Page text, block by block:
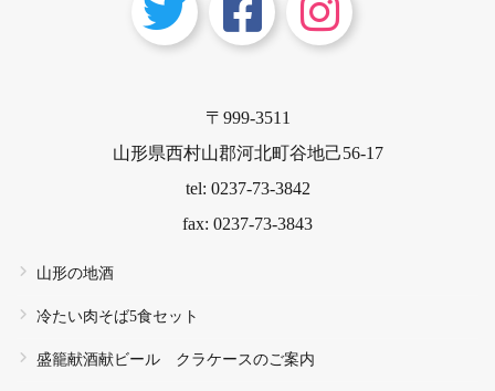
〒999-3511
山形県西村山郡河北町谷地己56-17
tel: 0237-73-3842
fax: 0237-73-3843
山形の地酒
冷たい肉そば5食セット
盛籠献酒献ビール クラケースのご案内